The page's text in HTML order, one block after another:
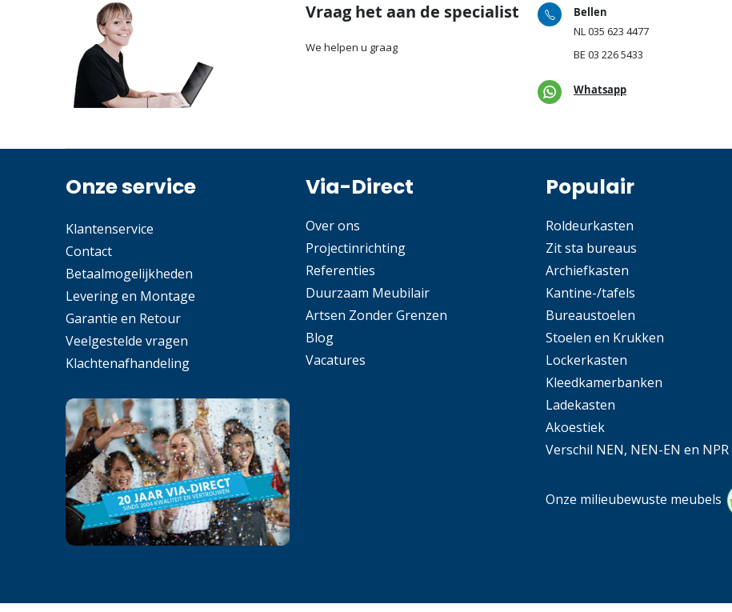
Vraag het aan de specialist
We helpen u graag
Bellen
NL035 623 4477
BE 03 226 5433
Whatsapp
Onze service
Klantenservice
Contact
Betaalmogelijkheden
Levering en Montage
Garantie en Retour
Veelgestelde vragen
Klachtenafhandeling
Via-Direct
Over ons
Projectinrichting
Referenties
Duurzaam Meubilair
Artsen Zonder Grenzen
Blog
Vacatures
Populair
Roldeurkasten
Zit sta bureaus
Archiefkasten
Kantine-/tafels
Bureaustoelen
Stoelen en Krukken
Lockerkasten
Kleedkamerbanken
Ladekasten
Akoestiek
Verschil NEN, NEN-EN en NPR
Onze milieubewuste meubels